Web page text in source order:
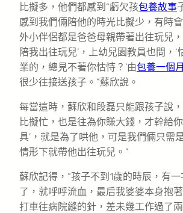
比擬多，他們都感到“虧欠孩包養故事
感到我們倆陪他的時光比擬少，有時
外小伴侶都是爸爸母親帶著出往玩兒
陪我出往玩兒’，上幼兒園教員也問，
業的，總見不著你怙恃？’由包養一個
很少往接送孩子。”蘇欣說。
每當這時，蘇欣和段磊只能跟孩子說
比擬忙，也是往為你賺大錢，才幹給
具’，就是為了哄他，可是我們倆只需
情形下就帶他出往玩兒。”
蘇欣記得，“孩子不到1歲的時辰，有
了，就呼呼流血，最后我婆婆本身抱
打車往病院縫的針，差未幾工作過了